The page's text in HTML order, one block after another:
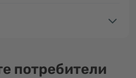
потребители